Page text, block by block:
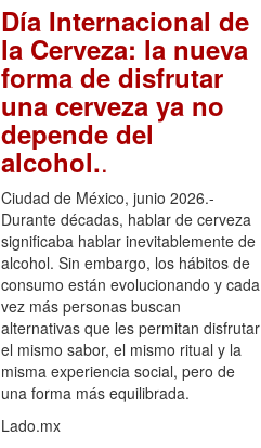
Día Internacional de
la Cerveza: la nueva
forma de disfrutar
una cerveza ya no
depende del
alcohol..
Ciudad de México, junio 2026.-
Durante décadas, hablar de cerveza
significaba hablar inevitablemente de
alcohol. Sin embargo, los hábitos de
consumo están evolucionando y cada
vez más personas buscan
alternativas que les permitan disfrutar
el mismo sabor, el mismo ritual y la
misma experiencia social, pero de
una forma más equilibrada.
Lado.mx